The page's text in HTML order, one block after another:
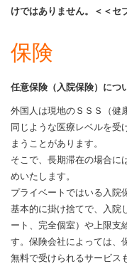
けではありません。
＜＜セ
保険
任意保険（入院保険）につ
外国人は現地のＳＳＳ（健
同じような医療レベルを受
まうことがあります。
そこで、長期滞在の場合に
めいたします。
プライベートではいる入院
基本的に掛け捨てで、入院
ート、完全個室）や上限支
す。保険会社によっては、
無料で受けられるサービス